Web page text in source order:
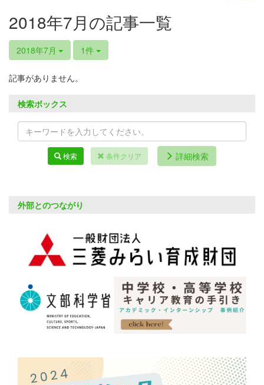
2018年7月の記事一覧
2018年7月 1件
記事がありません。
検索ボックス
検索 条件クリア 詳細検索
外部とのつながり